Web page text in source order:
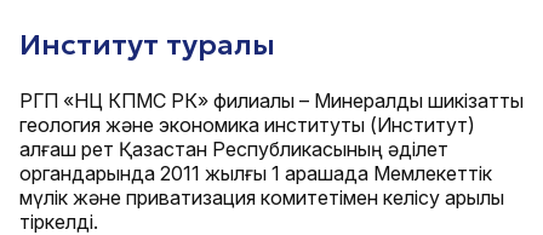
Институт туралы
РГП «НЦ КПМС РК» филиалы – Минералдық шикізатты
геология және экономика институты (Институт)
алғаш рет Қазақстан Республикасының әділет
органдарында 2011 жылғы 1 қарашада Мемлекеттік
мүлік және приватизация комитетімен келісу арқылы
тіркелді.